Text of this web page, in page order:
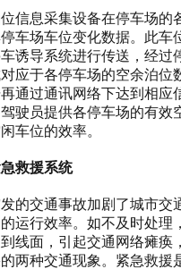
息采集设备在停车场的
车场车位变化数据。此车
诱导系统进行传送，经过
应于各停车场的空余泊位
通过通讯网络下达到相应
驶员提供各停车场的有效
车位的效率。
援系统
交通事故加剧了城市交
运行效率。如不及时处理
线面，引起交通网络瘫痪
两种交通现象。紧急救援